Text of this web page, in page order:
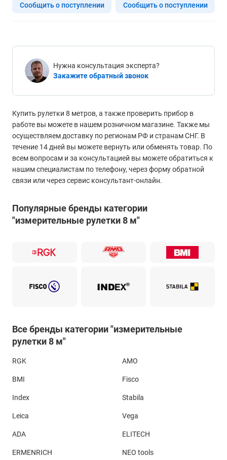
Сообщить о поступлении Сообщить о поступлении
Нужна консультация эксперта?
Закажите обратный звонок
Купить рулетки 8 метров, а также проверить прибор в
работе вы можете в нашем розничном магазине. Также мы
осуществляем доставку по регионам РФ и странам СНГ. В
течение 14 дней вы можете вернуть или обменять товар. По
всем вопросам и за консультацией вы можете обратиться к
нашим специалистам по телефону, через форму обратной
связи или через сервис консультант-онлайн.
Популярные бренды категории
"измерительные рулетки 8 м"
Все бренды категории "измерительные
рулетки 8 м"
RGK AMO
BMI Fisco
Index Stabila
Leica Vega
ADA ELITECH
ERMENRICH NEO tools